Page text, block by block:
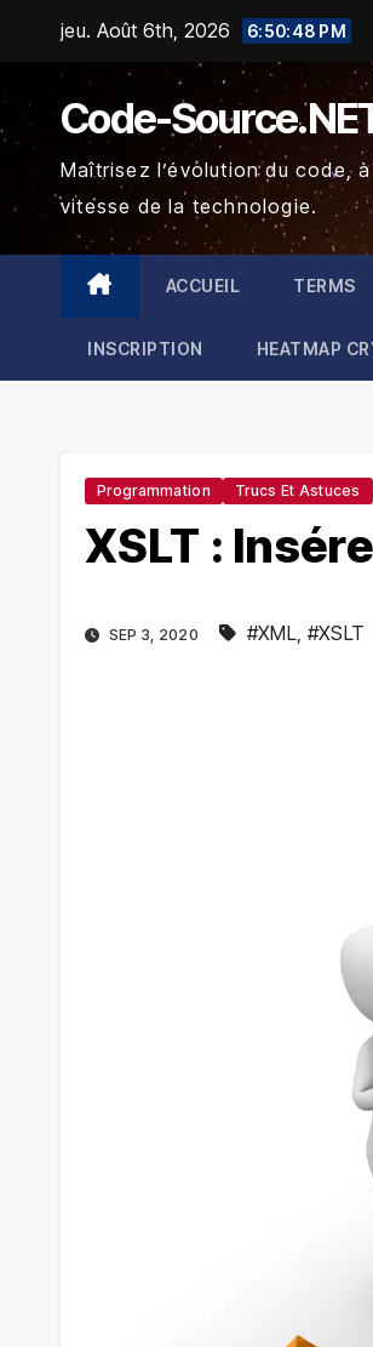
jeu. Août 6th, 2026 6:50:49 PM
Code-
Maîtrisez l’évolution du code,
vitesse de la technologie.
ACCUEIL TERMS
INSCRIPTION HEATMAP
Programmation Trucs Et Astuces
XSLT :
SEP 3, 2020 #XML, #XSLT